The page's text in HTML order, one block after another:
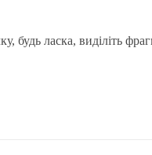
ласка, виділіть